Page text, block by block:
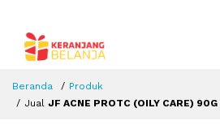
Beranda
Produk
Jual JF ACNE PROTC (OILY CARE) 90G